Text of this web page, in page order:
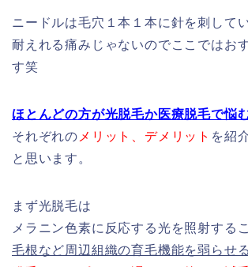
ニードルは毛穴１本１本に針を刺して
耐えれる痛みじゃないのでここではお
す笑
ほとんどの方が光脱毛か医療脱毛で悩
それぞれの メリット、デメリット を紹
と思います。
まず光脱毛は
メラニン色素に反応する光を照射する
毛根など周辺組織の育毛機能を弱らせる